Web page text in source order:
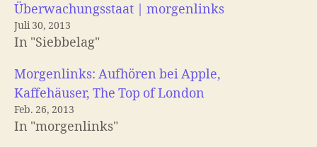
Überwachungsstaat | morgenlinks
Juli 30, 2013
In "Siebbelag"
Morgenlinks: Aufhören bei Apple,
Kaffehäuser, The Top of London
Feb. 26, 2013
In "morgenlinks"